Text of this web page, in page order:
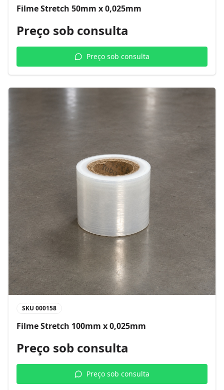
Filme Stretch 50mm x 0,025mm
Preço sob consulta
Preço sob consulta
SKU 000158
Filme Stretch 100mm x 0,025mm
Preço sob consulta
Preço sob consulta